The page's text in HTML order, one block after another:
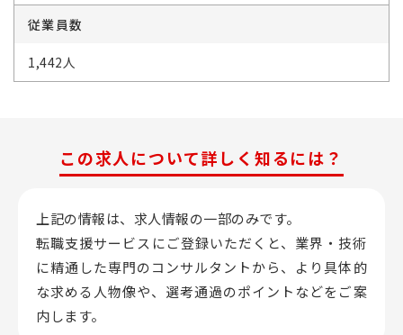
従業員数
1,442人
この求人について詳しく知るには？
上記の情報は、求人情報の一部のみです。
転職支援サービスにご登録いただくと、業界・技術
に精通した専門のコンサルタントから、 より具体的
な求める人物像や、選考通過のポイントなどをご案
内します。